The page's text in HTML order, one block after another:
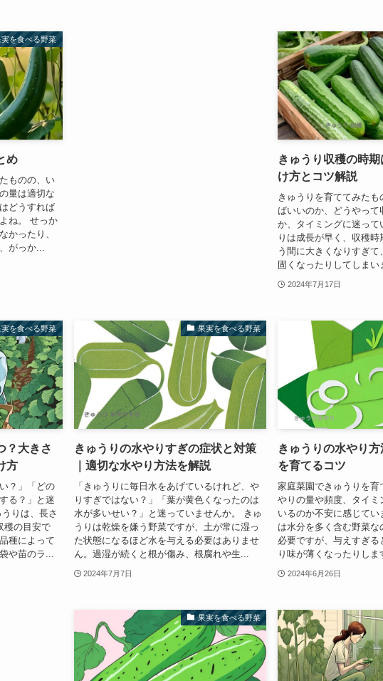
実を食べる野菜
め
ものの、い
量は適切な
どうすれば
ね。 せっか
かったり、
がっか...
きゅうり収穫の時
け方とコツ解説
きゅうりを育ててみた
ばいいのか、どうやって
か、タイミングに迷って
りは成長が早く、収穫
う間に大きくなりすぎ
固くなったりしてしまい
2024年7月17日
実を食べる野菜
？大きさ
方
？」「どの
る？」と迷
りは、長さ
穫の目安で
種によって
や苗のラ...
果実を食べる野菜
きゅうりの水やりすぎの症状と対策
｜適切な水やり方法を解説
「きゅうりに毎日水をあげているけれど、や
りすぎではない？」「葉が黄色くなったのは
水が多いせい？」と迷っていませんか。 きゅ
うりは乾燥を嫌う野菜ですが、土が常に湿っ
た状態になるほど水を与える必要はありませ
ん。過湿が続くと根が傷み、根腐れや生...
2024年7月7日
きゅうりの水やり
を育てるコツ
家庭菜園できゅうりを育
やりの量や頻度、タイミ
いるのか不安に感じてい
は水分を多く含む野菜
必要ですが、与えすぎる
り味が薄くなったりしま
2024年6月26日
果実を食べる野菜